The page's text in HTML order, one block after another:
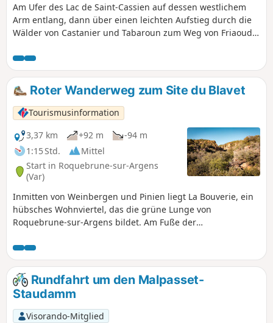
Am Ufer des Lac de Saint-Cassien auf dessen westlichem
Arm entlang, dann über einen leichten Aufstieg durch die
Wälder von Castanier und Tabaroun zum Weg von Friaoud
zur Aussichtsplattform des Naturschutzgebiets Fondurane.
Roter Wanderweg zum Site du Blavet
Tourismusinformation
3,37 km
+92 m
-94 m
1:15 Std.
Mittel
Start in Roquebrune-sur-Argens
(Var)
Inmitten von Weinbergen und Pinien liegt La Bouverie, ein
hübsches Wohnviertel, das die grüne Lunge von
Roquebrune-sur-Argens bildet. Am Fuße der
des Estérel zu steilen Klippen erhebt, führen Wanderwege
auf den Spuren des Homo Bouvérien. Archäologen haben
nämlich festgestellt, dass das Gebiet von Roquebrune-sur-
Argens in allen Epochen der Vorgeschichte kontinuierlich
bewohnt war. Die Höhlen von La Bouverie sind die ersten
Zeugnisse dafür.
Rundfahrt um den Malpasset-
Staudamm
Visorando-Mitglied